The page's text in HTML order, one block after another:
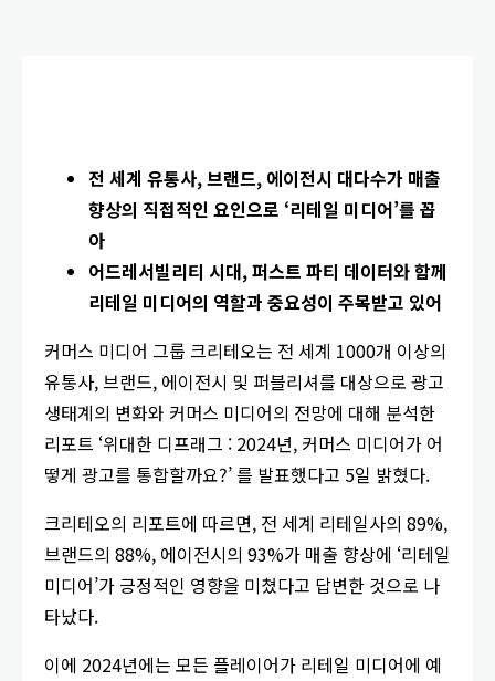
전 세계 유통사, 브랜드, 에이전시 대다수가 매출
향상의 직접적인 요인으로 ‘리테일 미디어’를 꼽
아
어드레서빌리티 시대, 퍼스트 파티 데이터와 함께
리테일 미디어의 역할과 중요성이 주목받고 있어
커머스 미디어 그룹 크리테오는 전 세계 1000개 이상의
유통사, 브랜드, 에이전시 및 퍼블리셔를 대상으로 광고
생태계의 변화와 커머스 미디어의 전망에 대해 분석한
리포트 ‘위대한 디프래그 : 2024년, 커머스 미디어가 어
떻게 광고를 통합할까요?’ 를 발표했다고 5일 밝혔다.
크리테오의 리포트에 따르면, 전 세계 리테일사의 89%,
브랜드의 88%, 에이전시의 93%가 매출 향상에 ‘리테일
미디어’가 긍정적인 영향을 미쳤다고 답변한 것으로 나
타났다.
이에 2024년에는 모든 플레이어가 리테일 미디어에 예